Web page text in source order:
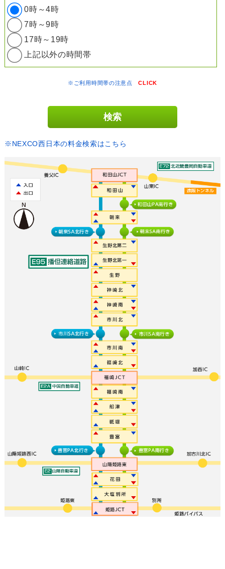
0時～4時
7時～9時
17時～19時
上記以外の時間帯
※ご利用時間帯の注意点CLICK
※NEXCO西日本の料金検索はこちら